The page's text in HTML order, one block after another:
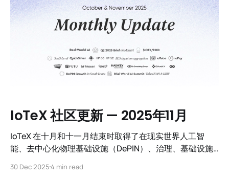
IoTeX 社区更新 — 2025年11月
IoTeX 在十月和十一月结束时取得了在现实世界人工智
能、去中心化物理基础设施（DePIN）、治理、基础设施
域的重要里程碑。
30 Dec 20254 min read